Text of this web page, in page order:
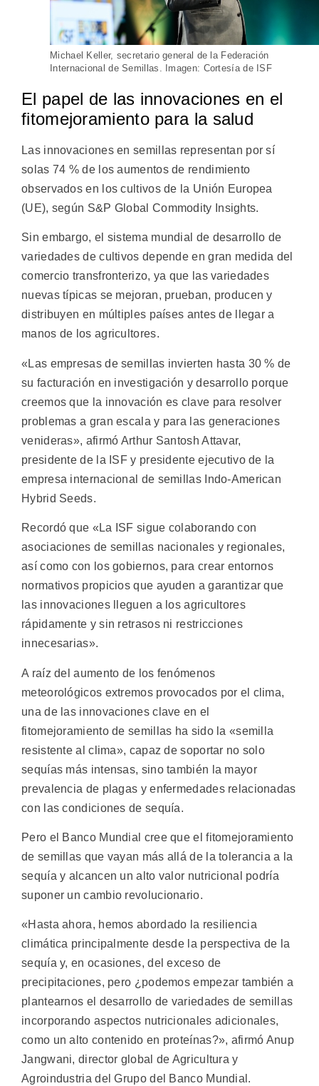
Michael Keller, secretario general de la Federación
Internacional de Semillas. Imagen: Cortesía de ISF
El papel de las innovaciones en el
fitomejoramiento para la salud
Las innovaciones en semillas representan por sí
solas 74 % de los aumentos de rendimiento
observados en los cultivos de la Unión Europea
(UE), según S&P Global Commodity Insights.
Sin embargo, el sistema mundial de desarrollo de
variedades de cultivos depende en gran medida del
comercio transfronterizo, ya que las variedades
nuevas típicas se mejoran, prueban, producen y
distribuyen en múltiples países antes de llegar a
manos de los agricultores.
«Las empresas de semillas invierten hasta 30 % de
su facturación en investigación y desarrollo porque
creemos que la innovación es clave para resolver
problemas a gran escala y para las generaciones
venideras», afirmó Arthur Santosh Attavar,
presidente de la ISF y presidente ejecutivo de la
empresa internacional de semillas Indo-American
Hybrid Seeds.
Recordó que «La ISF sigue colaborando con
asociaciones de semillas nacionales y regionales,
así como con los gobiernos, para crear entornos
normativos propicios que ayuden a garantizar que
las innovaciones lleguen a los agricultores
rápidamente y sin retrasos ni restricciones
innecesarias».
A raíz del aumento de los fenómenos
meteorológicos extremos provocados por el clima,
una de las innovaciones clave en el
fitomejoramiento de semillas ha sido la «semilla
resistente al clima», capaz de soportar no solo
sequías más intensas, sino también la mayor
prevalencia de plagas y enfermedades relacionadas
con las condiciones de sequía.
Pero el Banco Mundial cree que el fitomejoramiento
de semillas que vayan más allá de la tolerancia a la
sequía y alcancen un alto valor nutricional podría
suponer un cambio revolucionario.
«Hasta ahora, hemos abordado la resiliencia
climática principalmente desde la perspectiva de la
sequía y, en ocasiones, del exceso de
precipitaciones, pero ¿podemos empezar también a
plantearnos el desarrollo de variedades de semillas
incorporando aspectos nutricionales adicionales,
como un alto contenido en proteínas?», afirmó Anup
Jangwani, director global de Agricultura y
Agroindustria del Grupo del Banco Mundial.